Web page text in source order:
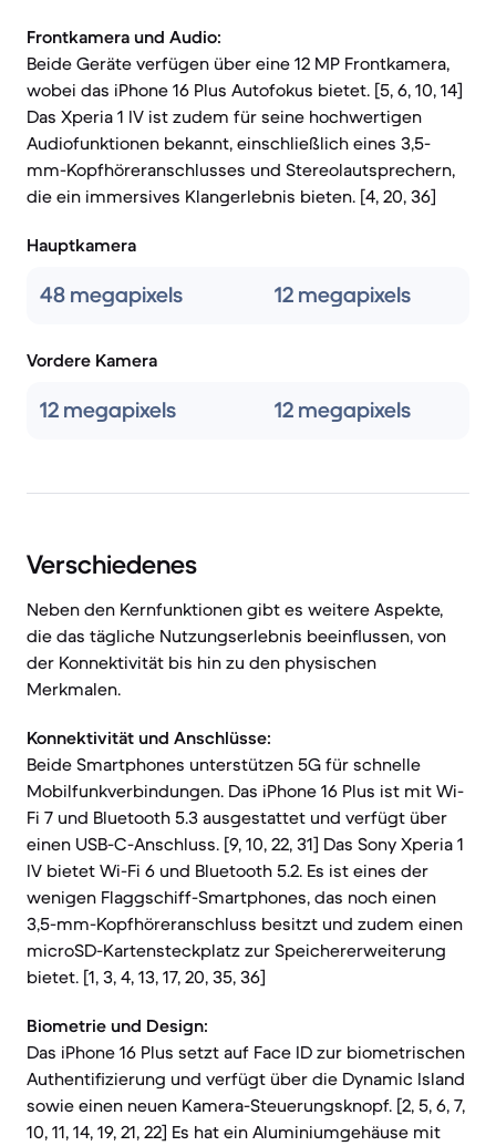
Frontkamera und Audio:
Beide Geräte verfügen über eine 12 MP Frontkamera,
wobei das iPhone 16 Plus Autofokus bietet. [5, 6, 10, 14]
Das Xperia 1 IV ist zudem für seine hochwertigen
Audiofunktionen bekannt, einschließlich eines 3,5-
mm-Kopfhöreranschlusses und Stereolautsprechern,
die ein immersives Klangerlebnis bieten. [4, 20, 36]
Hauptkamera
48 megapixels 12 megapixels
Vordere Kamera
12 megapixels 12 megapixels
Verschiedenes
Neben den Kernfunktionen gibt es weitere Aspekte,
die das tägliche Nutzungserlebnis beeinflussen, von
der Konnektivität bis hin zu den physischen
Merkmalen.
Konnektivität und Anschlüsse:
Beide Smartphones unterstützen 5G für schnelle
Mobilfunkverbindungen. Das iPhone 16 Plus ist mit Wi-
Fi 7 und Bluetooth 5.3 ausgestattet und verfügt über
einen USB-C-Anschluss. [9, 10, 22, 31] Das Sony Xperia 1
IV bietet Wi-Fi 6 und Bluetooth 5.2. Es ist eines der
wenigen Flaggschiff-Smartphones, das noch einen
3,5-mm-Kopfhöreranschluss besitzt und zudem einen
microSD-Kartensteckplatz zur Speichererweiterung
bietet. [1, 3, 4, 13, 17, 20, 35, 36]
Biometrie und Design:
Das iPhone 16 Plus setzt auf Face ID zur biometrischen
Authentifizierung und verfügt über die Dynamic Island
sowie einen neuen Kamera-Steuerungsknopf. [2, 5, 6, 7,
10, 11, 14, 19, 21, 22] Es hat ein Aluminiumgehäuse mit